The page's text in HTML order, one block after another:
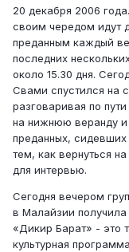
20 декабря 2006
своим чередом идут
преданным каждый
последних
около 15.30 дня.
Свами спустился на
разговаривая по
на нижнюю веранду
преданных,
тем, как вернуться
для интервью.
Сегодня вечером
в Малайзии
«Дикир Барат» - это
культурная